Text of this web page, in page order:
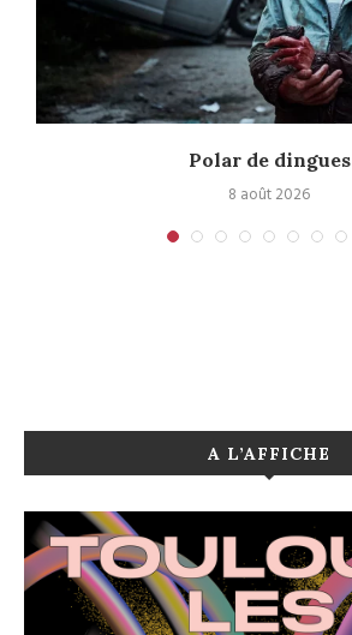
Polar de dingues
8 août 2026
A L’AFFICHE